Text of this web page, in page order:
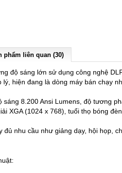
phẩm liên quan (30)
độ sáng lớn sử dụng công nghệ
hiện đang là dòng máy bán chạy
sáng 8.200 Ansi Lumens, độ tương
XGA (1024 x 768), tuổi thọ bóng
đủ nhu cầu như giảng dạy, hội họp,